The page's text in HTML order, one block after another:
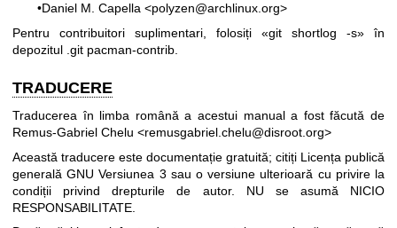
•Daniel M. Capella <polyzen@archlinux.org>
Pentru contribuitori suplimentari, folosiți «git shortlog -s» în
depozitul .git pacman-contrib.
TRADUCERE
Traducerea în limba română a acestui manual a fost făcută de
Remus-Gabriel Chelu <remusgabriel.chelu@disroot.org>
Această traducere este documentație gratuită; citiți Licența publică
generală GNU Versiunea 3 sau o versiune ulterioară cu privire la
condiții privind drepturile de autor. NU se asumă NICIO
RESPONSABILITATE.